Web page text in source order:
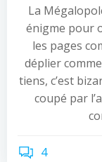
La
énigme pour
les pages
déplier
tiens, c’est
coupé par
4